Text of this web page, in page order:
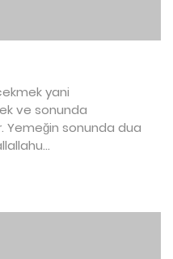
yani
ve sonunda
Yemeğin sonunda dua